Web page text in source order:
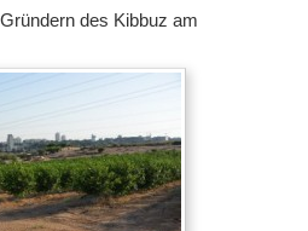
des Kibbuz am